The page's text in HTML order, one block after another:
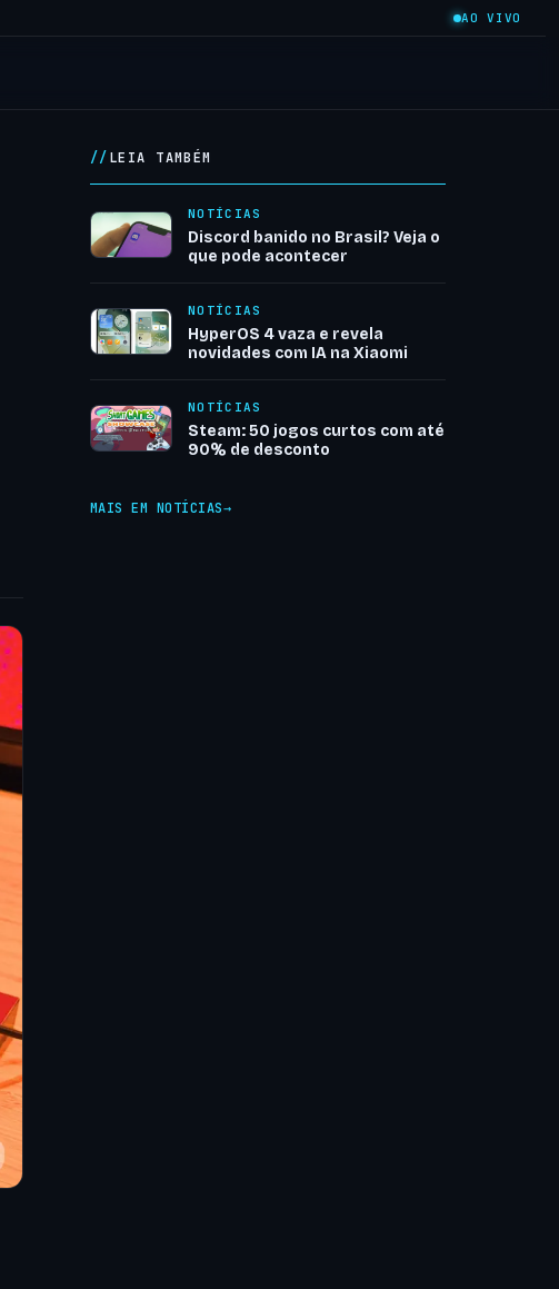
AO VIVO
LEIA TAMBÉM
NOTÍCIAS
Discord banido no Brasil? Veja o
que pode acontecer
NOTÍCIAS
HyperOS 4 vaza e revela
novidades com IA na Xiaomi
NOTÍCIAS
Steam: 50 jogos curtos com até
90% de desconto
MAIS EM NOTÍCIAS